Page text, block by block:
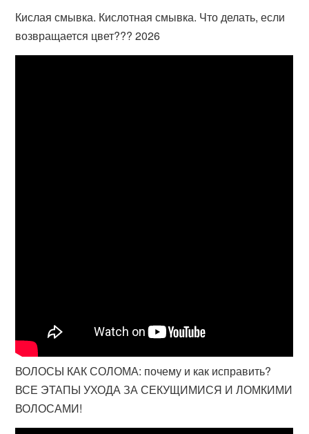
Кислая смывка. Кислотная смывка. Что делать, если
возвращается цвет??? 2026
ВОЛОСЫ КАК СОЛОМА: почему и как исправить?
ВСЕ ЭТАПЫ УХОДА ЗА СЕКУЩИМИСЯ И ЛОМКИМИ
ВОЛОСАМИ!